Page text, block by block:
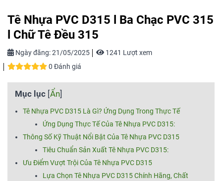
Tê Nhựa PVC D315 l Ba Chạc PVC 315
l Chữ Tê Đều 315
Ngày đăng:21/05/2025
1241 Lượt xem
0 Đánh giá
Mục lục [Ẩn]
Tê Nhựa PVC D315 Là Gì? Ứng Dụng Trong Thực Tế
Ứng Dụng Thực Tế Của Tê Nhựa PVC D315:
Thông Số Kỹ Thuật Nổi Bật Của Tê Nhựa PVC D315
Tiêu Chuẩn Sản Xuất Tê Nhựa PVC D315:
Ưu Điểm Vượt Trội Của Tê Nhựa PVC D315
Lựa Chọn Tê Nhựa PVC D315 Chính Hãng, Chất